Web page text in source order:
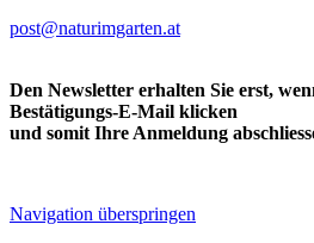
post@naturimgarten.at
Den Newsletter erhalten Sie erst,
Bestätigungs-E-Mail klicken
und somit Ihre Anmeldung
Navigation überspringen